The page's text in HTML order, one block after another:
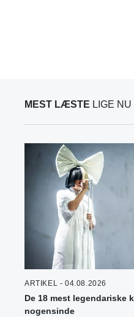
MEST LÆSTE LIGE NU
ARTIKEL - 04.08.2026
De 18 mest legendariske
nogensinde